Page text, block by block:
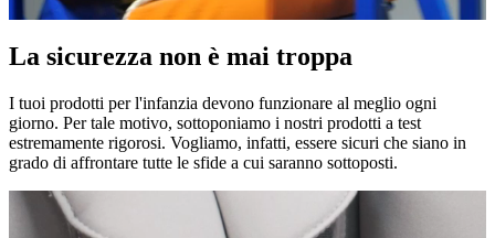
La sicurezza non è mai troppa
I tuoi prodotti per l'infanzia devono funzionare al meglio ogni
giorno. Per tale motivo, sottoponiamo i nostri prodotti a test
estremamente rigorosi. Vogliamo, infatti, essere sicuri che siano in
grado di affrontare tutte le sfide a cui saranno sottoposti.